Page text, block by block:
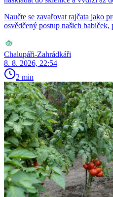
Naučte se zavařovat rajčata jako
osvědčený postup našich babiček,
Chalupáři-Zahrádkáři
8. 8. 2026, 22:54
2 min